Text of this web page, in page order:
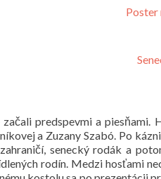
Poster
predspevmi a
a Zuzany Szabó. Po
senecký rodák a
rodín. Medzi hosťami